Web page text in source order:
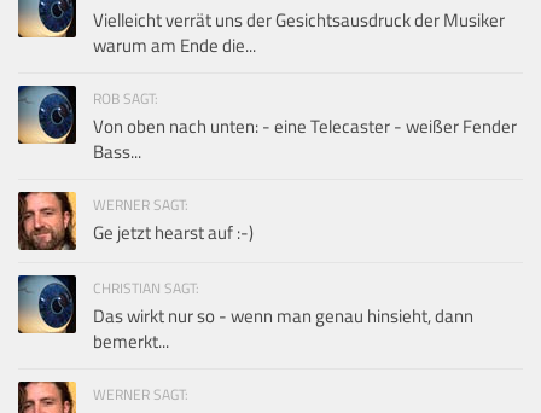
Vielleicht verrät uns der Gesichtsausdruck der Musiker
warum am Ende die...
ROB SAGT:
Von oben nach unten: - eine Telecaster - weißer Fender
Bass...
WERNER SAGT:
Ge jetzt hearst auf :-)
CHRISTIAN SAGT:
Das wirkt nur so - wenn man genau hinsieht, dann
bemerkt...
WERNER SAGT: